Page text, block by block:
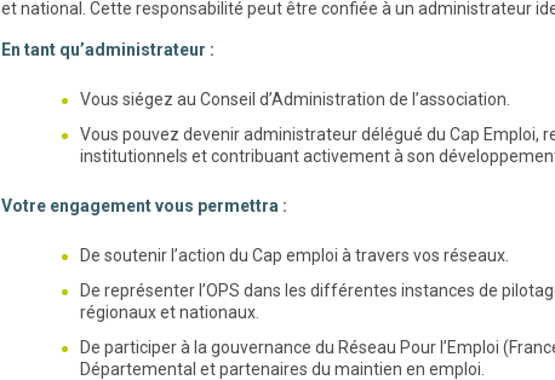
et national. Cette responsabilité peut être confiée à un administrateur
En tant qu’administrateur :
Vous siégez au Conseil d’Administration de l’association.
Vous pouvez devenir administrateur délégué du Cap Emploi,
institutionnels et contribuant activement à son
Votre engagement vous permettra :
De soutenir l’action du Cap emploi à travers vos réseaux.
De représenter l’OPS dans les différentes instances de
régionaux et nationaux.
De participer à la gouvernance du Réseau Pour l’Emploi
Départemental et partenaires du maintien en emploi.